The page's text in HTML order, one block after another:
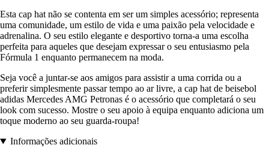
Esta cap hat não se contenta em ser um simples acessório; representa
uma comunidade, um estilo de vida e uma paixão pela velocidade e
adrenalina. O seu estilo elegante e desportivo torna-a uma escolha
perfeita para aqueles que desejam expressar o seu entusiasmo pela
Fórmula 1 enquanto permanecem na moda.
Seja você a juntar-se aos amigos para assistir a uma corrida ou a
preferir simplesmente passar tempo ao ar livre, a cap hat de beisebol
adidas Mercedes AMG Petronas é o acessório que completará o seu
look com sucesso. Mostre o seu apoio à equipa enquanto adiciona um
toque moderno ao seu guarda-roupa!
Informações adicionais